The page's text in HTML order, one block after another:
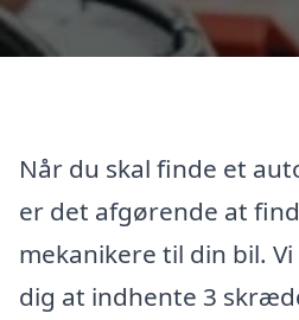
Når du skal finde et
er det afgørende at
mekanikere til din bil.
dig at indhente 3